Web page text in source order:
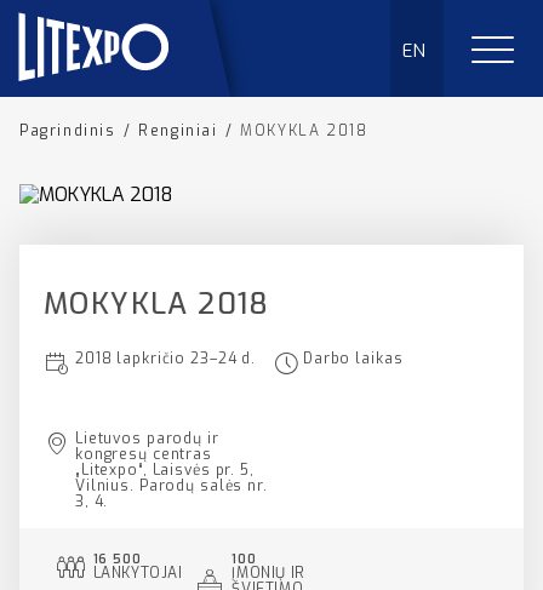
EN
Pagrindinis / Renginiai / MOKYKLA 2018
MOKYKLA 2018
2018 lapkričio 23–24 d. Darbo laikas
Lietuvos parodų ir
kongresų centras
„Litexpo“, Laisvės pr. 5,
Vilnius. Parodų salės nr.
3, 4.
16 500
LANKYTOJAI
100
ĮMONIŲ IR